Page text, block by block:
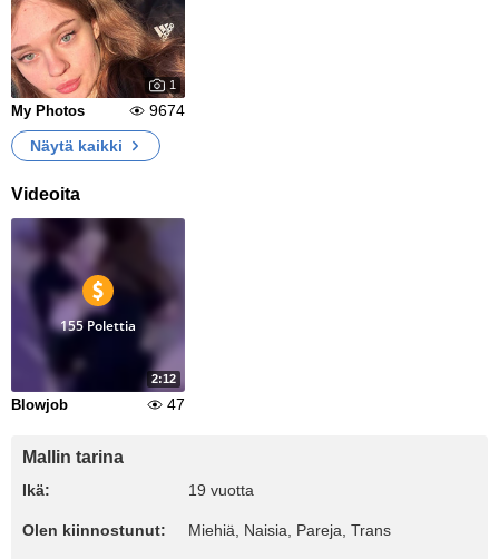
1
My Photos
9674
Näytä kaikki
Videoita
2:12
155 Polettia
Blowjob 47
Mallin tarina
Ikä: 19 vuotta
Olen kiinnostunut: Miehiä, Naisia, Pareja, Trans